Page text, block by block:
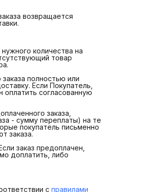
возвращается
количества на
товар
полностью или
Если Покупатель,
оплатить согласованную
заказа,
- сумму переплаты) на те
покупатель письменно
заказа.
заказ предоплачен,
доплатить, либо
с правилами